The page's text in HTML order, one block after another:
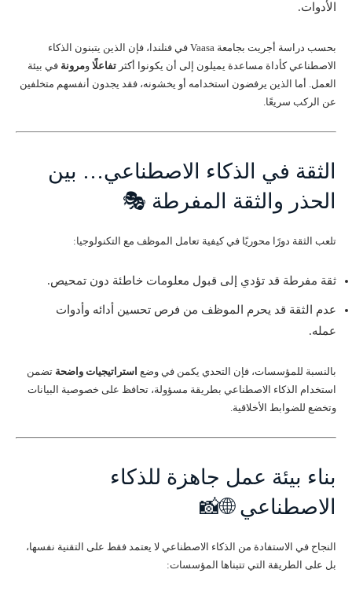
الأدوات.
بحسب دراسة أجريت بجامعة Vaasa في فنلندا، فإن الذين يتبنون الذكاء
الاصطناعي كأداة مساعدة يميلون إلى أن يكونوا أكثر تفاعلًا ومرونة في بيئة
العمل. أما الذين يرفضون استخدامه أو يخشونه، فقد يجدون أنفسهم متخلفين
عن الركب سريعًا.
الثقة في الذكاء الاصطناعي… بين
الحذر والثقة المفرطة 🎭
تلعب الثقة دورًا محوريًا في كيفية تعامل الموظف مع التكنولوجيا:
ثقة مفرطة قد تؤدي إلى قبول معلومات خاطئة دون تمحيص.
عدم الثقة قد يحرم الموظف من فرص تحسين أدائه وأدوات
عمله.
بالنسبة للمؤسسات، فإن التحدي يكمن في وضع استراتيجيات واضحة تضمن
استخدام الذكاء الاصطناعي بطريقة مسؤولة، تحافظ على خصوصية البيانات
وتخضع للضوابط الأخلاقية.
بناء بيئة عمل جاهزة للذكاء
الاصطناعي 🌐📸
النجاح في الاستفادة من الذكاء الاصطناعي لا يعتمد فقط على التقنية نفسها،
بل على الطريقة التي تتبناها المؤسسات: